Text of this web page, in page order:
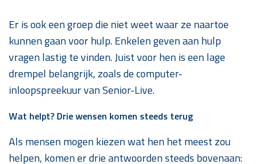
Er is ook een groep die niet weet waar ze naartoe
kunnen gaan voor hulp. Enkelen geven aan hulp
vragen lastig te vinden. Juist voor hen is een lage
drempel belangrijk, zoals de computer-
inloopspreekuur van Senior-Live.
Wat helpt? Drie wensen komen steeds terug
Als mensen mogen kiezen wat hen het meest zou
helpen, komen er drie antwoorden steeds bovenaan: